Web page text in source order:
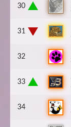
30
31
32
33
34